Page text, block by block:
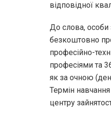
відповідної
До слова, особи
безкоштовно
професійно-
професіями та
як за очною
Термін
центру